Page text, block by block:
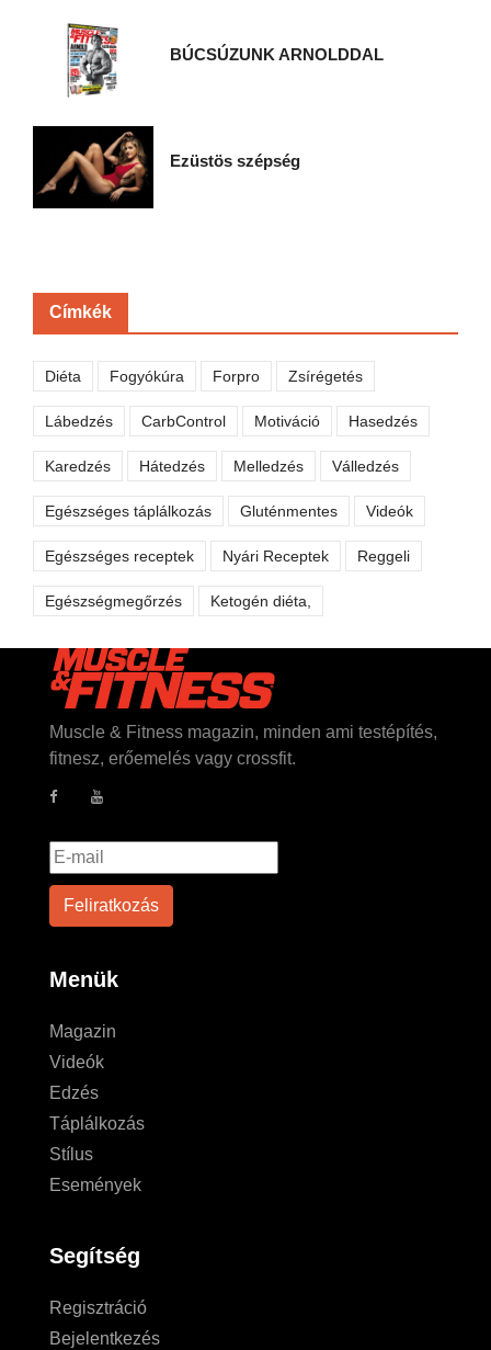
BÚCSÚZUNK ARNOLDDAL
Ezüstös szépség
Címkék
Diéta Fogyókúra Forpro Zsírégetés
Lábedzés CarbControl Motiváció Hasedzés
Karedzés Hátedzés Melledzés Válledzés
Egészséges táplálkozás Gluténmentes Videók
Egészséges receptek Nyári Receptek Reggeli
Egészségmegőrzés Ketogén diéta,
Muscle & Fitness magazin, minden ami testépítés,
fitnesz, erőemelés vagy crossfit.
Menük
Magazin
Videók
Edzés
Táplálkozás
Stílus
Események
Segítség
Regisztráció
Bejelentkezés